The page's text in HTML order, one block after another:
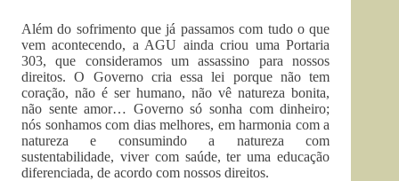
Além do sofrimento que já passamos com tudo o que
vem acontecendo, a AGU ainda criou uma Portaria
303, que consideramos um assassino para nossos
direitos. O Governo cria essa lei porque não tem
coração, não é ser humano, não vê natureza bonita,
não sente amor… Governo só sonha com dinheiro;
nós sonhamos com dias melhores, em harmonia com a
natureza e consumindo a natureza com
sustentabilidade, viver com saúde, ter uma educação
diferenciada, de acordo com nossos direitos.